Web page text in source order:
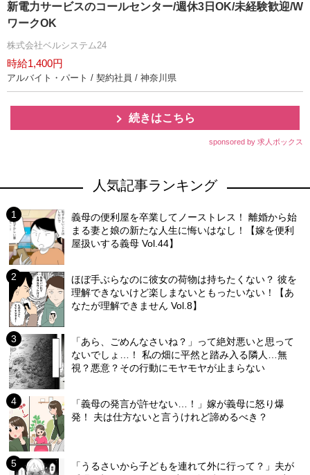
新電力サービスのコールセンター/週休3日OK/未経験歓迎/W
ワークOK
株式会社ベルシステム24
時給1,400円
アルバイト・パート / 契約社員 / 神奈川県
続きはこちら
sponsored by 求人ボックス
人気記事ランキング
義母の便利屋を卒業してノーストレス！ 離婚から始
まる妻と娘の新たな人生に悔いはなし！【嫁を便利
屋扱いする義母 Vol.44】
ほぼ手ぶらなのに彼女の荷物は持ちたくない？ 彼を
理解できないけど楽しまないともったいない！【あ
なたが理解できません Vol.8】
「あら、ごめんなさいね？」って絶対悪いと思って
ないでしょ…！ 私の畑に平然と踏み入る隣人…無
視？悪意？その行動にモヤモヤが止まらない
「義母の発言が許せない…！」嫁が義母に怒り爆
発！ 夫は仕方ないと言うけれど諦めるべき？
「うるさいから子どもを連れて外に行って？」夫が